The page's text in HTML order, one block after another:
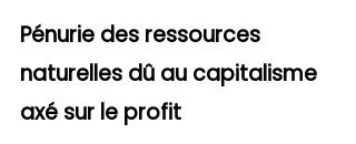
Pénurie des ressources
naturelles dû au capitalisme
axé sur le profit